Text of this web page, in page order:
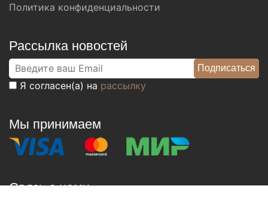
Политика конфиденциальности
Рассылка новостей
Я согласен(а) на рассылку
Мы принимаем
Связь с нами